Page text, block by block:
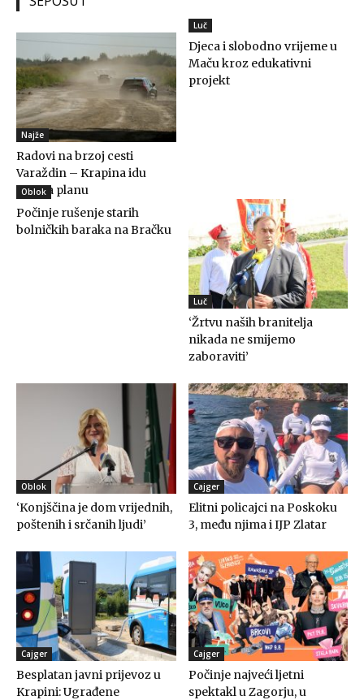
Najže
Radovi na brzoj cesti
Varaždin – Krapina idu
prema planu
Luč
Djeca i slobodno vrijeme u
Maču kroz edukativni
projekt
Oblok
Počinje rušenje starih
bolničkih baraka na Bračku
Luč
‘Žrtvu naših branitelja
nikada ne smijemo
zaboraviti’
Oblok
‘Konjščina je dom vrijednih,
poštenih i srčanih ljudi’
Cajger
Elitni policajci na Poskoku
3, među njima i IJP Zlatar
Cajger
Besplatan javni prijevoz u
Krapini: Ugrađene
Cajger
Počinje najveći ljetni
spektakl u Zagorju, u